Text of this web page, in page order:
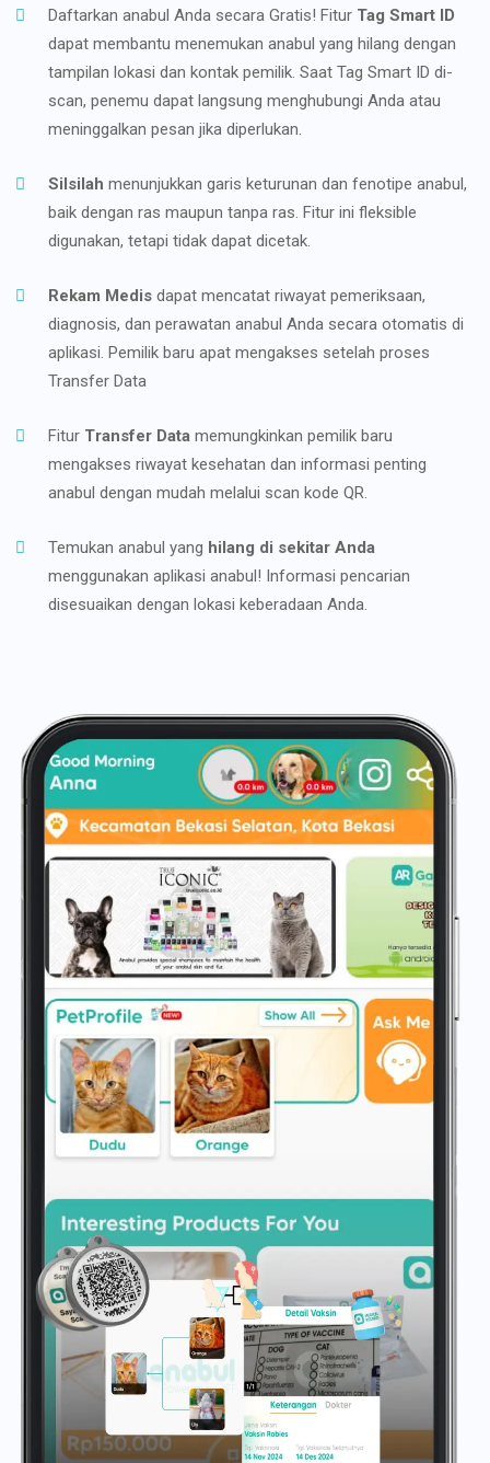
Daftarkan anabul Anda secara Gratis! Fitur Tag Smart ID
dapat membantu menemukan anabul yang hilang dengan
tampilan lokasi dan kontak pemilik. Saat Tag Smart ID di-
scan, penemu dapat langsung menghubungi Anda atau
meninggalkan pesan jika diperlukan.
Silsilah menunjukkan garis keturunan dan fenotipe anabul,
baik dengan ras maupun tanpa ras. Fitur ini fleksible
digunakan, tetapi tidak dapat dicetak.
Rekam Medis dapat mencatat riwayat pemeriksaan,
diagnosis, dan perawatan anabul Anda secara otomatis di
aplikasi. Pemilik baru apat mengakses setelah proses
Transfer Data
Fitur Transfer Data memungkinkan pemilik baru
mengakses riwayat kesehatan dan informasi penting
anabul dengan mudah melalui scan kode QR.
Temukan anabul yang hilang di sekitar Anda
menggunakan aplikasi anabul! Informasi pencarian
disesuaikan dengan lokasi keberadaan Anda.